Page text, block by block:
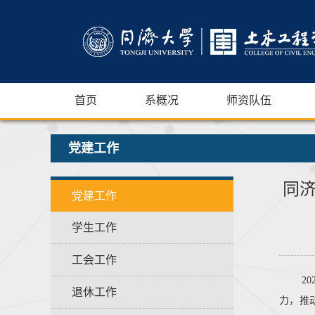
首页 系概况 师资队伍
党建工作
党建工作
学生工作
工会工作
退休工作
同
力，推